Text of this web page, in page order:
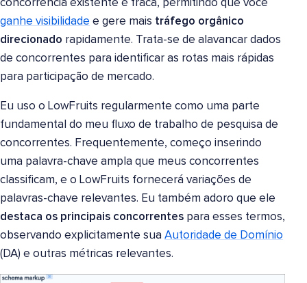
concorrência existente é fraca, permitindo que você
ganhe visibilidade e gere mais tráfego orgânico
direcionado rapidamente. Trata-se de alavancar dados
de concorrentes para identificar as rotas mais rápidas
para participação de mercado.
Eu uso o LowFruits regularmente como uma parte
fundamental do meu fluxo de trabalho de pesquisa de
concorrentes. Frequentemente, começo inserindo
uma palavra-chave ampla que meus concorrentes
classificam, e o LowFruits fornecerá variações de
palavras-chave relevantes. Eu também adoro que ele
destaca os principais concorrentes para esses termos,
observando explicitamente sua Autoridade de Domínio
(DA) e outras métricas relevantes.